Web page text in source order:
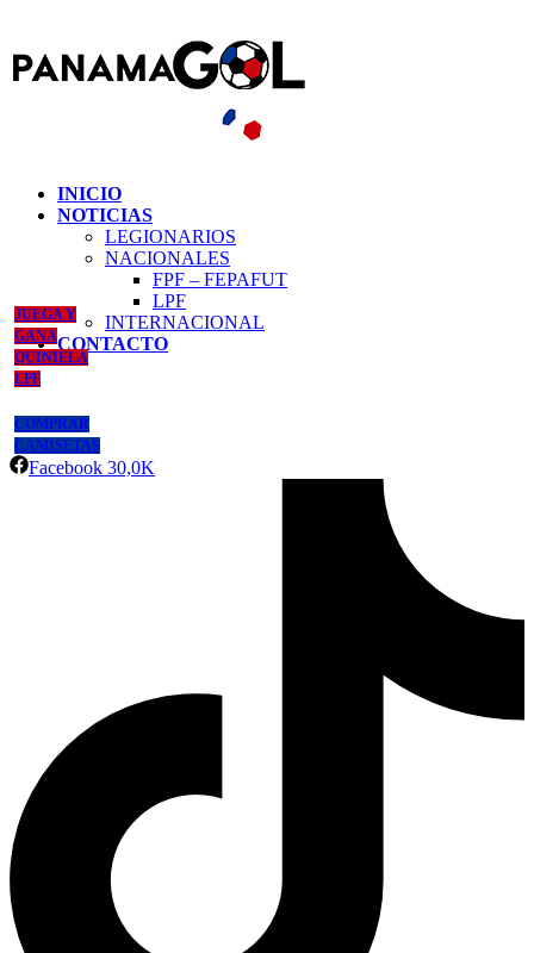
INICIO
NOTICIAS
LEGIONARIOS
NACIONALES
FPF – FEPAFUT
LPF
INTERNACIONAL
CONTACTO
JUEGA Y
GANA
QUINIELA
LPF
COMPRAR
CAMISETAS
Facebook 30,0K